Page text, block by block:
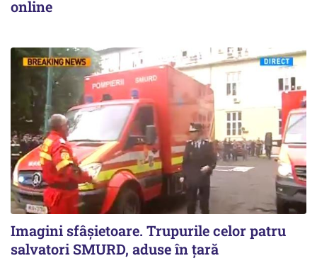
online
Imagini sfâșietoare. Trupurile celor patru
salvatori SMURD, aduse în țară